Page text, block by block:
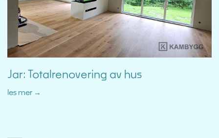
Jar: Totalrenovering av hus
les mer